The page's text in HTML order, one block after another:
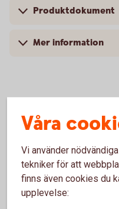
Produktdokument
Mer information
Börja spara i
Ring oss
Växeln är öppen
torsdagar även 15.30-
Våra
Vi använder
tekniker för att
finns även cookies du
upplevelse: